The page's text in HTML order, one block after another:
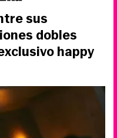
sus
dobles
happy